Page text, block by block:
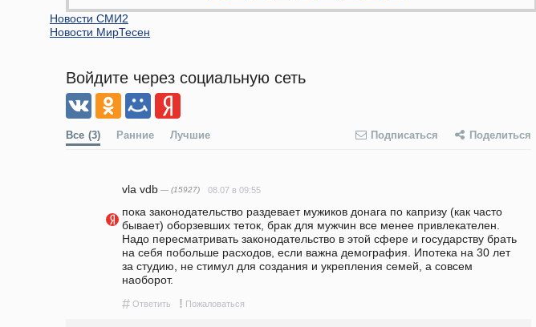
Новости СМИ2
Новости МирТесен
Войдите через социальную сеть
Все (3) Ранние Лучшие Подписаться Поделиться
vla vdb — (15927) 08.07 в 09:55
пока законодательство раздевает мужиков донага по капризу (как часто
бывает) оборзевших теток, брак для мужчин все менее привлекателен.
Надо пересматривать законодательство в этой сфере и государству брать
на себя побольше расходов, если важна демография. Ипотека на 30 лет
за студию, не стимул для создания и укрепления семей, а совсем
наоборот.
# Ответить ! Пожаловаться